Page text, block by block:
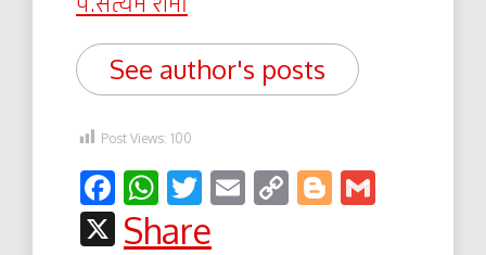
See author's posts
Post Views: 100
Facebook
WhatsApp
Twitter
EmailCopyBlogger
X
Share